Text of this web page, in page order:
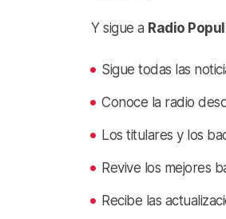
Y sigue a Radio
Sigue todas las
Conoce la radio
Los titulares y los
Revive los mejores
Recibe las